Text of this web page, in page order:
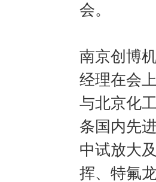
会。
南京创博
经理在会
与北京化
条国内先
中试放大
挥、特氟